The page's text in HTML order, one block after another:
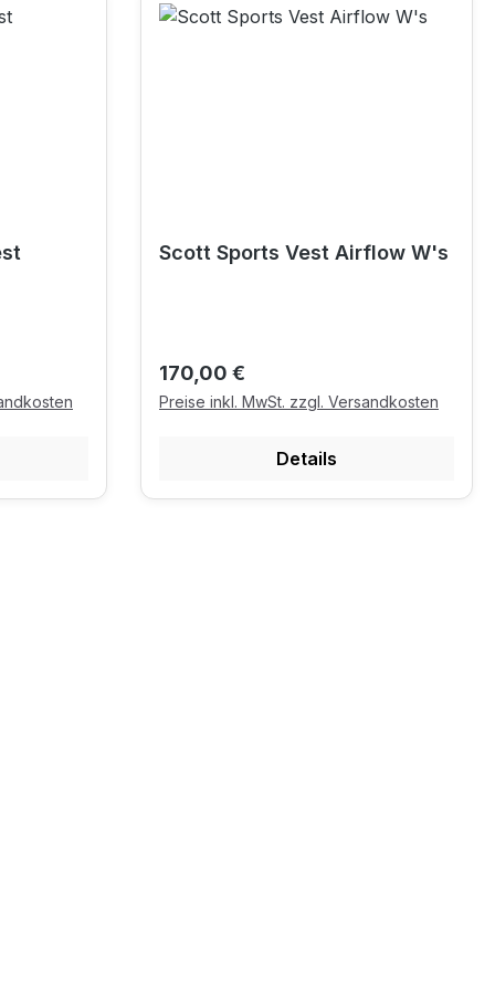
Scott Sports Vest Airflow W's
Regulärer Preis:
170,00 €
Preise inkl. MwSt. zzgl. Versandkosten
Details